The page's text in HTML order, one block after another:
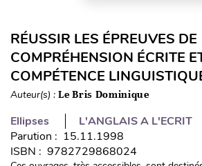
RÉUSSIR LES ÉPREUVES DE
COMPRÉHENSION ÉCRITE
COMPÉTENCE
Auteur(s) : Le Bris Dominique
Ellipses
L'ANGLAIS A L'ECRIT
Parution : 15.11.1998
ISBN : 9782729868024